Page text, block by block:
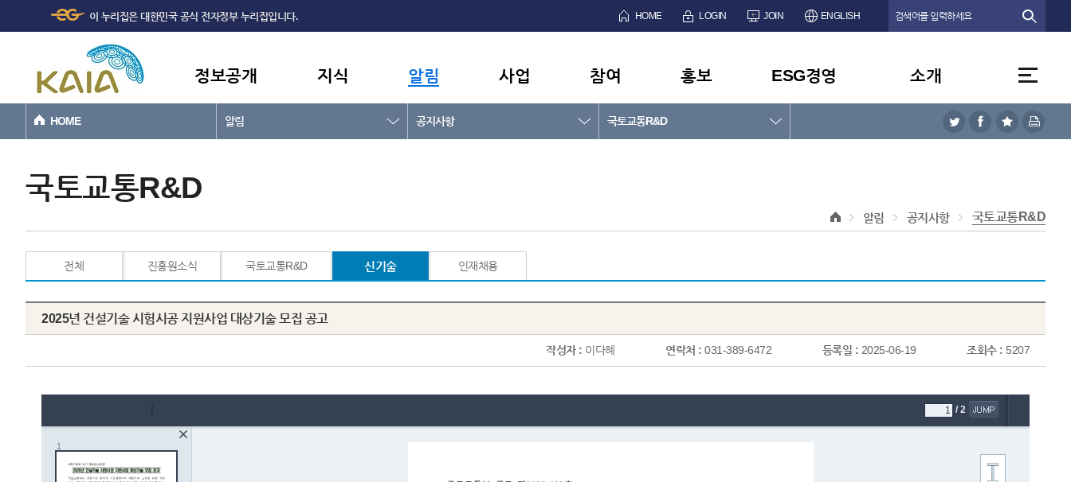
본문바로가기
이 누리집은 대한민국 공식 전자정부 누리집입니다. HOME LOGIN JOIN ENGLISH
정보공개 지식 알림 사업 참여 홍보 ESG경영 소개
HOME 알림 공지사항 국토교통R&D
국토교통R&D
알림 공지사항 국토교통R&D
전체 진흥원소식 국토교통R&D 신기술 인재채용
2025년 건설기술 시험시공 지원사업 대상기술 모집 공고
작성자 : 이다혜 연락처 : 031-389-6472 등록일 : 2025-06-19 조회수 : 5207